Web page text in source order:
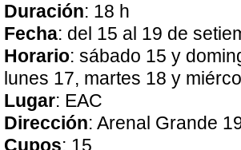
Duración: 18 h
Fecha: del 15 al 19 de
Horario: sábado 15 y
lunes 17, martes 18 y
Lugar: EAC
Dirección: Arenal Grande
Cupos: 15